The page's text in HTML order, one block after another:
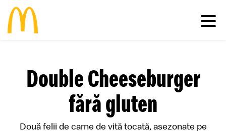
Pui
Peşte
Deserturi
Salate
Micul Dejun
Gustări
Familie
Restaurante
Double Cheeseburger
fără gluten
Două felii de carne de vită tocată, asezonate pe